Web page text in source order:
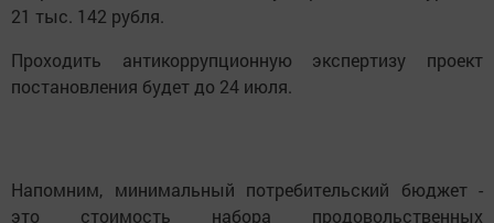
21 тыс. 142 рубля.
Проходить антикоррупционную экспертизу проект
постановления будет до 24 июля.
Напомним, минимальный потребительский бюджет -
это стоимость набора продовольственных